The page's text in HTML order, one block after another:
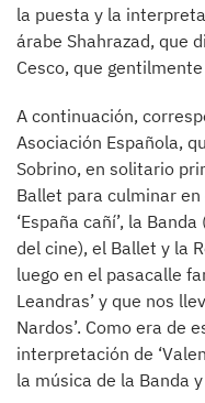
la puesta y la
árabe Shahrazad, que
Cesco, que
A continuación,
Asociación Española,
Sobrino, en solitario
Ballet para culminar
‘España cañí’, la
del cine), el Ballet y la
luego en el pasacalle
Leandras’ y que nos
Nardos’. Como era de
interpretación de
la música de la Banda